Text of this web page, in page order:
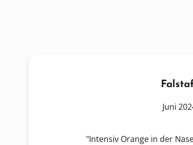
Juni
"Intensiv Orange in der